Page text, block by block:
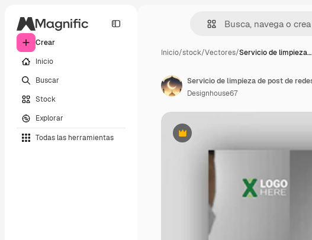
Crear
Inicio
Buscar
Stock
Explorar
Todas las herramientas
Inicio/stock/Vectores/Servicio de limpieza…
Premium
Designhouse67